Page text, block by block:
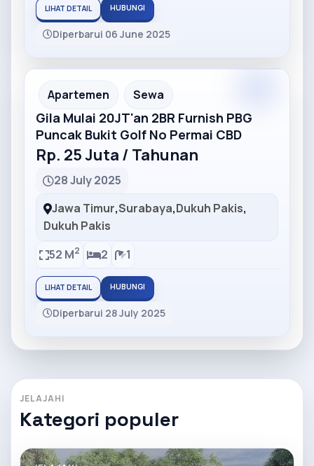
LIHAT DETAIL HUBUNGI
Diperbarui 06 June 2025
Partner Ad
Apartemen Sewa
Gila Mulai 20JT'an 2BR Furnish PBG
Puncak Bukit Golf No Permai CBD
Rp. 25 Juta / Tahunan
28 July 2025
Jawa Timur,Surabaya,Dukuh Pakis,
Dukuh Pakis
52 M2 2 1
LIHAT DETAIL HUBUNGI
Diperbarui 28 July 2025
JELAJAHI
Kategori populer